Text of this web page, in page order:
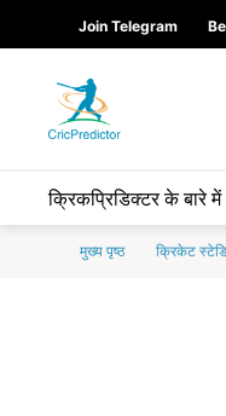
Skip to Main content
Join Telegram
क्रिकप्रिडिक्टर के बारे में
मुख्य पृष्ठ क्रिकेट
content